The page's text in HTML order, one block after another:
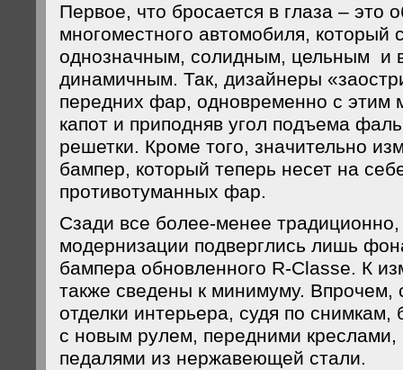
Первое, что бросается в глаза – это
многоместного автомобиля, который
однозначным, солидным, цельным и
динамичным. Так, дизайнеры
передних фар, одновременно с этим
капот и приподняв угол подъема
решетки. Кроме того, значительно
бампер, который теперь несет на
противотуманных фар.
Сзади все более-менее традиционно,
модернизации подверглись лишь
бампера обновленного R-Classe. К
также сведены к минимуму. Впрочем,
отделки интерьера, судя по снимкам,
с новым рулем, передними креслами,
педалями из нержавеющей стали.